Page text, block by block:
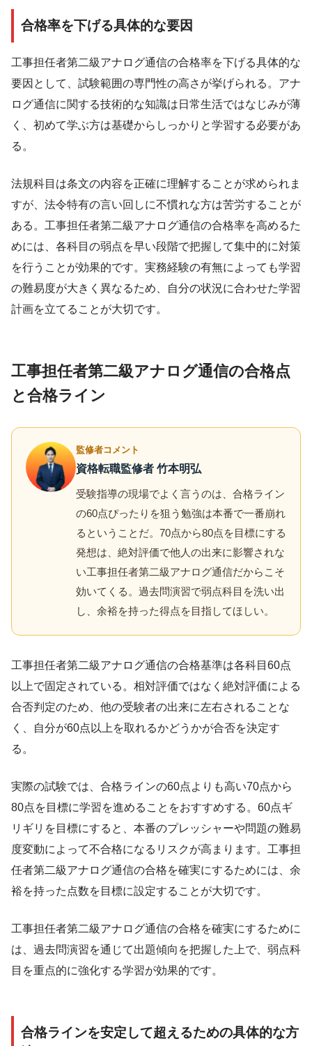
合格率を下げる具体的な要因
工事担任者第二級アナログ通信の合格率を下げる具体的な
要因として、試験範囲の専門性の高さが挙げられる。アナ
ログ通信に関する技術的な知識は日常生活ではなじみが薄
く、初めて学ぶ方は基礎からしっかりと学習する必要があ
る。
法規科目は条文の内容を正確に理解することが求められま
すが、法令特有の言い回しに不慣れな方は苦労することが
ある。工事担任者第二級アナログ通信の合格率を高めるた
めには、各科目の弱点を早い段階で把握して集中的に対策
を行うことが効果的です。実務経験の有無によっても学習
の難易度が大きく異なるため、自分の状況に合わせた学習
計画を立てることが大切です。
工事担任者第二級アナログ通信の合格点
と合格ライン
監修者コメント
資格転職監修者 竹本明弘
受験指導の現場でよく言うのは、合格ライン
の60点ぴったりを狙う勉強は本番で一番崩れ
るということだ。70点から80点を目標にする
発想は、絶対評価で他人の出来に影響されな
い工事担任者第二級アナログ通信だからこそ
効いてくる。過去問演習で弱点科目を洗い出
し、余裕を持った得点を目指してほしい。
工事担任者第二級アナログ通信の合格基準は各科目60点
以上で固定されている。相対評価ではなく絶対評価による
合否判定のため、他の受験者の出来に左右されることな
く、自分が60点以上を取れるかどうかが合否を決定す
る。
実際の試験では、合格ラインの60点よりも高い70点から
80点を目標に学習を進めることをおすすめする。60点ギ
リギリを目標にすると、本番のプレッシャーや問題の難易
度変動によって不合格になるリスクが高まります。工事担
任者第二級アナログ通信の合格を確実にするためには、余
裕を持った点数を目標に設定することが大切です。
工事担任者第二級アナログ通信の合格を確実にするために
は、過去問演習を通じて出題傾向を把握した上で、弱点科
目を重点的に強化する学習が効果的です。
合格ラインを安定して超えるための具体的な方